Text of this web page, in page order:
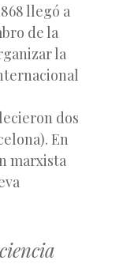
llegó a
de la
la
dos
En
marxista